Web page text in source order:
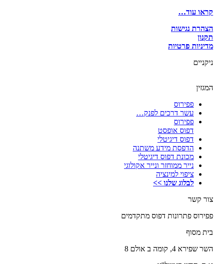
קראו עוד…
הצהרת נגישות
תקנון
מדיניות פרטיות
ניקניים
המגזין
פפירוס
עשר דרכים לפנק…
פפירוס
דפוס אופסט
דפוס דיגיטלי
הדפסת מידע משתנה
מכונת דפוס דיגיטלי
נייר ממוחזר ונייר אקולוגי
ציפוי למינציה
לבלוג שלנו >>
צור קשר
פפירוס פתרונות דפוס מתקדמים
בית מסוף
השר שפירא 4, קומה ב אולם 8